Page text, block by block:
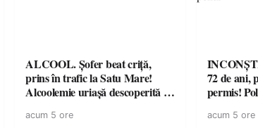
ALCOOL. Șofer beat criță,
prins în trafic la Satu Mare!
Alcoolemie uriașă descoperită de
acum 5 ore
72 de ani,
permis!
acum 5 ore